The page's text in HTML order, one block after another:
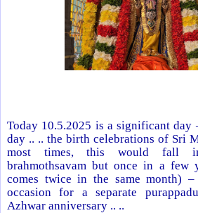
Today 10.5.2025 is a significant
day .. .. the birth celebrations of Sri
most times, this would fall in
brahmothsavam but once in a few
comes twice in the same month)
occasion for a separate
Azhwar anniversary .. ..